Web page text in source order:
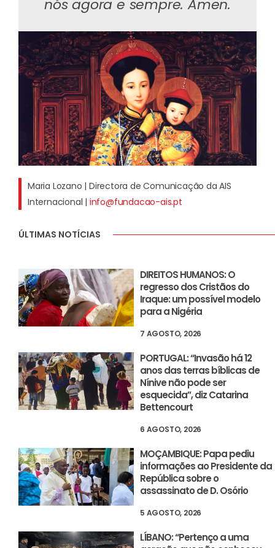
nós agora e sempre. Ámen.
Maria Lozano | Directora de Comunicação da AIS
Internacional | info@fundacao-ais.pt
ÚLTIMAS NOTÍCIAS
DIREITOS HUMANOS: O
regresso dos Cristãos do
Iraque: um possível modelo
para a Nigéria
7 AGOSTO, 2026
PORTUGAL: “Invasão há 12
anos das terras bíblicas de
Nínive não pode ser
esquecida”, diz Catarina
Bettencourt
6 AGOSTO, 2026
MOÇAMBIQUE: Papa pediu
informações ao Presidente da
República sobre o
assassinato de D. Osório
5 AGOSTO, 2026
LÍBANO: “Pertenço a uma